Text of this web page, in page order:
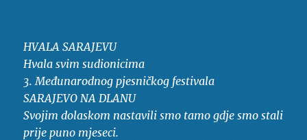
HVALA SARAJEVU
Hvala svim sudionicima
3. Međunarodnog pjesničkog festivala
SARAJEVO NA DLANU
Svojim dolaskom nastavili smo tamo gdje smo stali
prije puno mjeseci.